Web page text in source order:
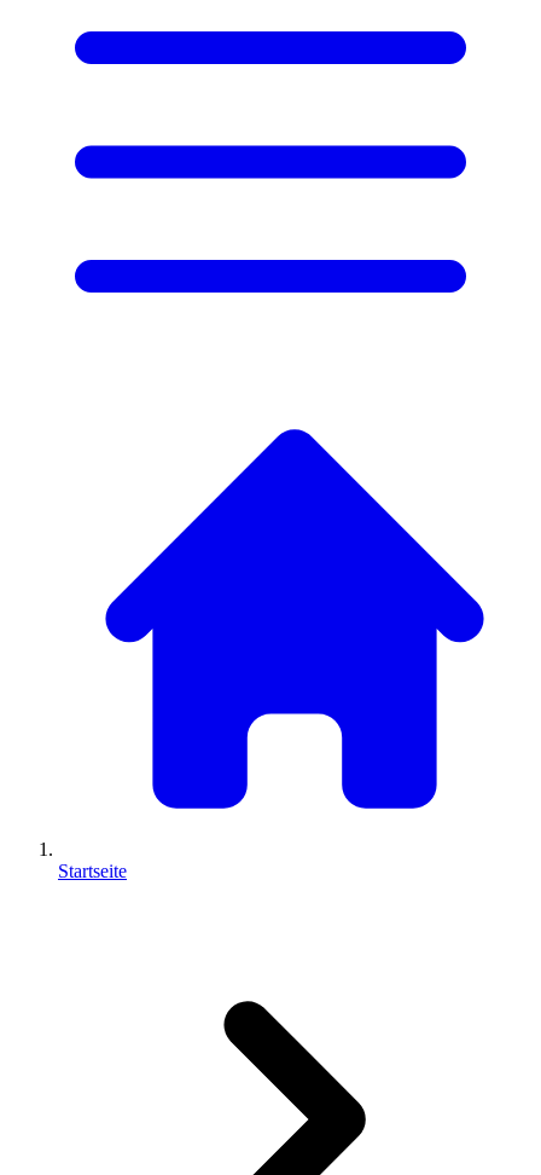
Startseite